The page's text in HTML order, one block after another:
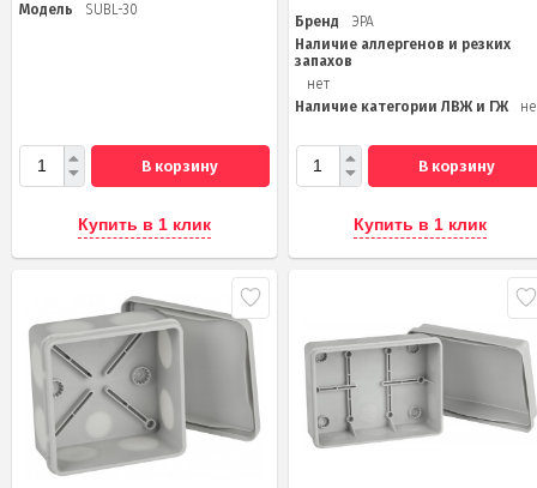
Модель SUBL-30
В корзину
Купить в 1 клик
Бренд
ЭРА
Наличие аллергенов и резких
запахов
нет
Наличие категории ЛВЖ и ГЖ
В корзину
Купить в 1 клик